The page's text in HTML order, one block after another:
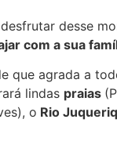
desse
com a sua
que agrada a
lindas praias
o Rio